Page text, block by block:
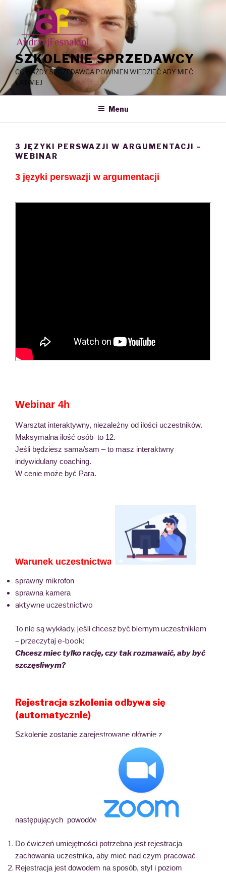
content
SZKOLENIE SPRZEDAWCY
CO KAŻDY SPRZEDAWCA POWINIEN WIEDZIEĆ ABY MIEĆ
ŁATWIEJ
Menu
3 JĘZYKI PERSWAZJI W ARGUMENTACJI –
WEBINAR
3 języki perswazji w argumentacji
Webinar 4h
Warsztat interaktywny, niezależny od ilości uczestników.
Maksymalna ilość osób to 12.
Jeśli będziesz sama/sam – to masz interaktwny
indywidulany coaching.
W cenie może być Para.
Warunek uczestnictwa:
sprawny mikrofon
sprawna kamera
aktywne uczestnictwo
To nie są wykłady, jeśli chcesz być biernym uczestnikiem
– przeczytaj e-book:
Chcesz miec tylko rację, czy tak rozmawaić, aby być
szczęsliwym?
Rejestracja szkolenia odbywa się
(automatycznie)
Szkolenie zostanie zarejestrowane głównie z
następujących powodów:
Do ćwiczeń umiejętności potrzebna jest rejestracja
zachowania uczestnika, aby mieć nad czym pracować
Rejestracja jest dowodem na sposób, styl i poziom